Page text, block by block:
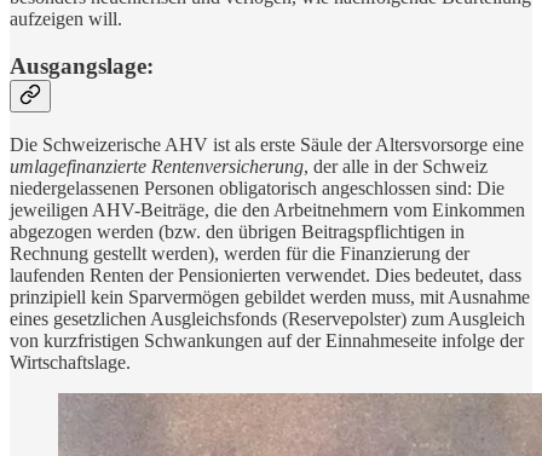
aufzeigen will.
Ausgangslage:
Die Schweizerische AHV ist als erste Säule der Altersvorsorge eine
umlagefinanzierte Rentenversicherung, der alle in der Schweiz
niedergelassenen Personen obligatorisch angeschlossen sind: Die
jeweiligen AHV-Beiträge, die den Arbeitnehmern vom Einkommen
abgezogen werden (bzw. den übrigen Beitragspflichtigen in
Rechnung gestellt werden), werden für die Finanzierung der
laufenden Renten der Pensionierten verwendet. Dies bedeutet, dass
prinzipiell kein Sparvermögen gebildet werden muss, mit Ausnahme
eines gesetzlichen Ausgleichsfonds (Reservepolster) zum Ausgleich
von kurzfristigen Schwankungen auf der Einnahmeseite infolge der
Wirtschaftslage.